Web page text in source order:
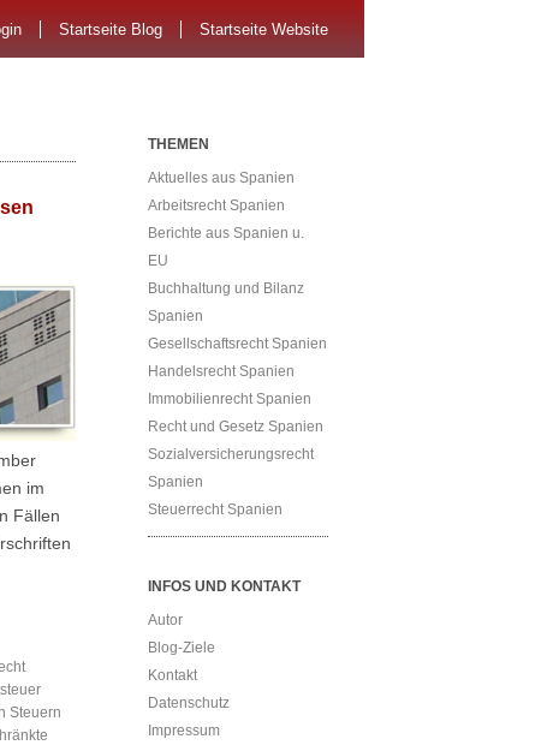
Startseite Blog Startseite Website
im
Fällen
Steuern
THEMEN
Aktuelles aus Spanien
Arbeitsrecht Spanien
Berichte aus Spanien u.
EU
Buchhaltung und Bilanz
Spanien
Gesellschaftsrecht Spanien
Handelsrecht Spanien
Immobilienrecht Spanien
Recht und Gesetz Spanien
Sozialversicherungsrecht
Spanien
Steuerrecht Spanien
INFOS UND KONTAKT
Autor
Blog-Ziele
Kontakt
Datenschutz
Impressum